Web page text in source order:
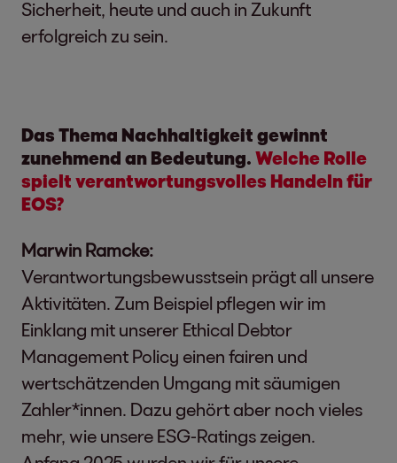
Sicherheit, heute und auch in Zukunft
erfolgreich zu sein.
Das Thema Nachhaltigkeit gewinnt
zunehmend an Bedeutung. Welche Rolle
spielt verantwortungsvolles Handeln für
EOS?
Marwin Ramcke:
Verantwortungsbewusstsein prägt all unsere
Aktivitäten. Zum Beispiel pflegen wir im
Einklang mit unserer Ethical Debtor
Management Policy einen fairen und
wertschätzenden Umgang mit säumigen
Zahler*innen. Dazu gehört aber noch vieles
mehr, wie unsere ESG-Ratings zeigen.